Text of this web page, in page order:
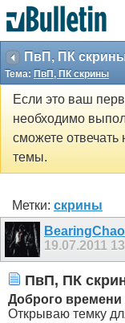
ПвП, ПК
Тема: ПвП, ПК скрины
Если это ваш
необходимо
сможете
темы.
Метки: скрины
19.07.2011
ПвП, ПК
Доброго времени
Открываю темку